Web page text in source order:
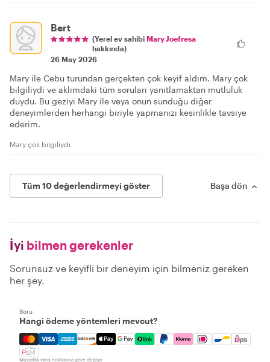
Bert
(Yerel ev sahibi Mary Joefresa
hakkında)
26 May 2026
Mary ile Cebu turundan gerçekten çok keyif aldım. Mary çok
bilgiliydi ve aklımdaki tüm soruları yanıtlamaktan mutluluk
duydu. Bu geziyi Mary ile veya onun sunduğu diğer
deneyimlerden herhangi biriyle yapmanızı kesinlikle tavsiye
ederim.
Mary çok bilgiliydi
Tüm 10 değerlendirmeyi göster Başa dön
İyi bilmen gerekenler
Sorunsuz ve keyifli bir deneyim için bilmeniz gereken
her şey.
Soru
Hangi ödeme yöntemleri mevcut?
Mastercard, Visa, Amex, Discover, Apple Pay, Google
Müsaitlik varış noktasına göre değişir